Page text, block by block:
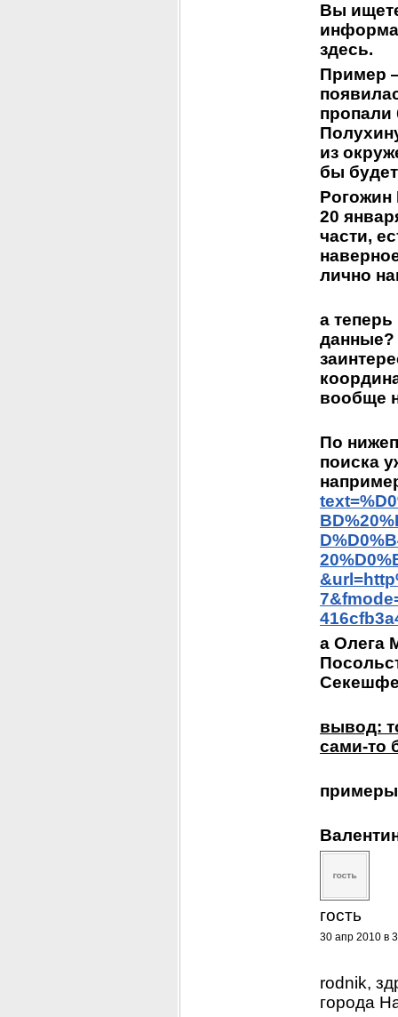
Вы
здесь.
Пример
пропали
из
бы
Рогожин
20
части,
лично
а
данные?
вообще
По
поиска
а Олега
вывод:
сами-то
примеры
гость
30 апр 2010 в
rodnik,
города